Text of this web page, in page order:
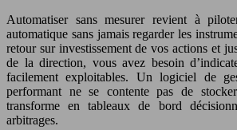
Automatiser sans mesurer revient à
automatique sans jamais regarder les
retour sur investissement de vos actions et
de la direction, vous avez besoin
facilement exploitables. Un logiciel de
performant ne se contente pas de
transforme en tableaux de bord
arbitrages.